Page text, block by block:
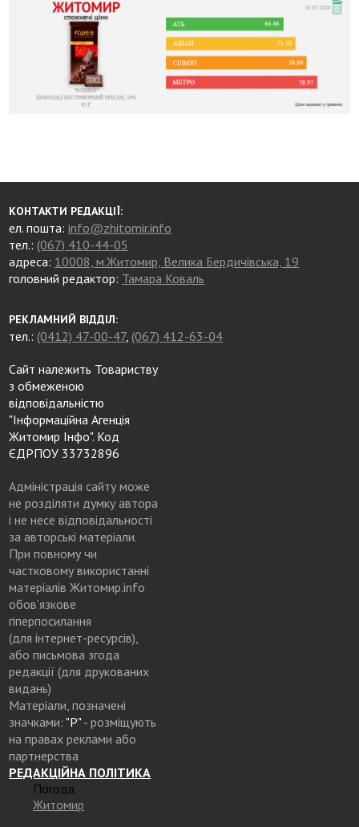
КОНТАКТИ РЕДАКЦІЇ:
ел. пошта:info@zhitomir.info
тел.: (067) 410-44-05
адреса: 10008, м.Житомир, Велика Бердичівська, 19
головний редактор: Тамара Коваль
РЕКЛАМНИЙ ВІДДІЛ:
тел.: (0412) 47-00-47, (067) 412-63-04
Сайт належить Товариству
з обмеженою
відповідальністю
"Інформаційна Агенція
Житомир Інфо". Код
ЄДРПОУ 33732896
Адміністрація сайту може
не розділяти думку автора
і не несе відповідальності
за авторські матеріали.
При повному чи
частковому використанні
матеріалів Житомир.info
обов’язкове
гіперпосилання
(для інтернет-ресурсів),
або письмова згода
редакції (для друкованих
видань)
Матеріали, позначені
значками: "Р"- розміщують
на правах реклами або
партнерства
РЕДАКЦІЙНА ПОЛІТИКА
Погода
Житомир